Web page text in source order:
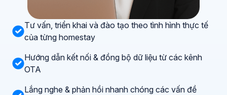
Tư vấn, triển khai và đào tạo theo tình hình thực tế
của từng homestay
Hướng dẫn kết nối & đồng bộ dữ liệu từ các kênh
OTA
Lắng nghe & phản hồi nhanh chóng các vấn đề